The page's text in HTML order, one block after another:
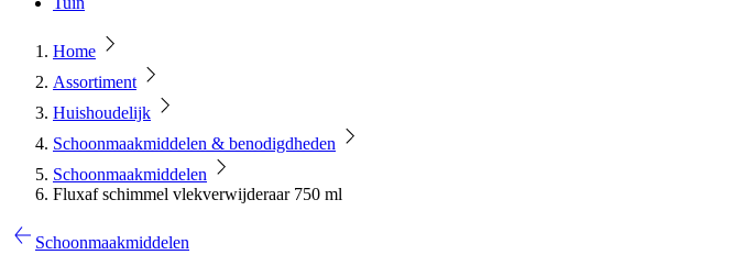
Home
Assortiment
Huishoudelijk
Schoonmaakmiddelen & benodigdheden
Schoonmaakmiddelen
Fluxaf schimmel vlekverwijderaar 750 ml
Schoonmaakmiddelen